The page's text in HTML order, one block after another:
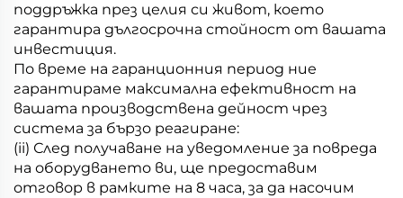
поддръжка през целия си живот, което
гарантира дългосрочна стойност от вашата
инвестиция.
По време на гаранционния период ние
гарантираме максимална ефективност на
вашата производствена дейност чрез
система за бързо реагиране:
(ii) След получаване на уведомление за повреда
на оборудването ви, ще предоставим
отговор в рамките на 8 часа, за да насочим